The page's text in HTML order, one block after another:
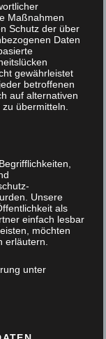
Maßnahmen
Schutz der über
Daten
gewährleistet
betroffenen
auf alternativen
übermitteln.
Unsere
als
einfach lesbar
möchten
erläutern.
unter